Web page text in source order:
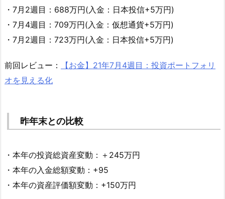
・7月2週目：688万円(入金：日本投信+5万円)
・7月4週目：709万円(入金：仮想通貨+5万円)
・7月2週目：723万円(入金：日本投信+5万円)
前回レビュー：
【お金】21年7月4週目：投資ポートフォリ
オを見える化
昨年末との比較
・本年の投資総資産変動：＋245万円
・本年の入金総額変動：+95
・本年の資産評価額変動：+150万円